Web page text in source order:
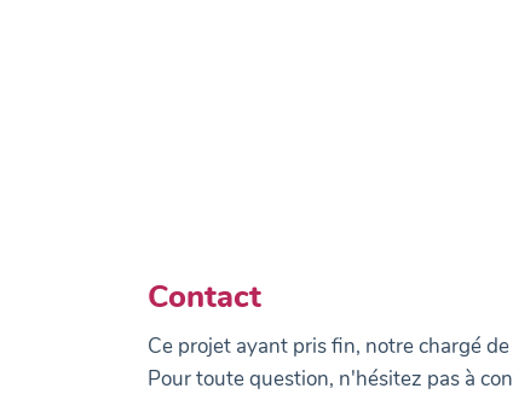
Contact
Ce projet ayant pris fin, notre chargé
Pour toute question, n'hésitez pas à